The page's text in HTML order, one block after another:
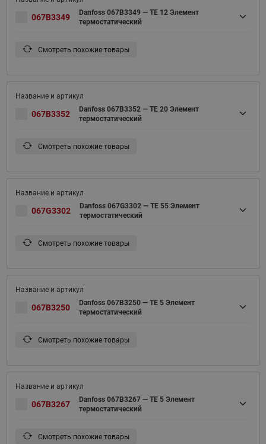
067B3349
Danfoss 067B3349 — TE 12 Элемент
термостатический
Смотреть похожие товары
067B3352
Danfoss 067B3352 — TE 20 Элемент
термостатический
Смотреть похожие товары
067G3302
Danfoss 067G3302 — TE 55 Элемент
термостатический
Смотреть похожие товары
067B3250
Danfoss 067B3250 — TE 5 Элемент
термостатический
Смотреть похожие товары
067B3267
Danfoss 067B3267 — TE 5 Элемент
термостатический
Смотреть похожие товары